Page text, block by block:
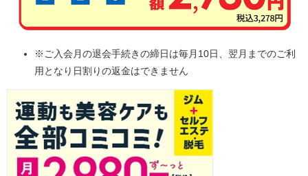
※ご入会月の退会手続きの締日は毎月10日、翌月までのご利
用となり日割りの返金はできません